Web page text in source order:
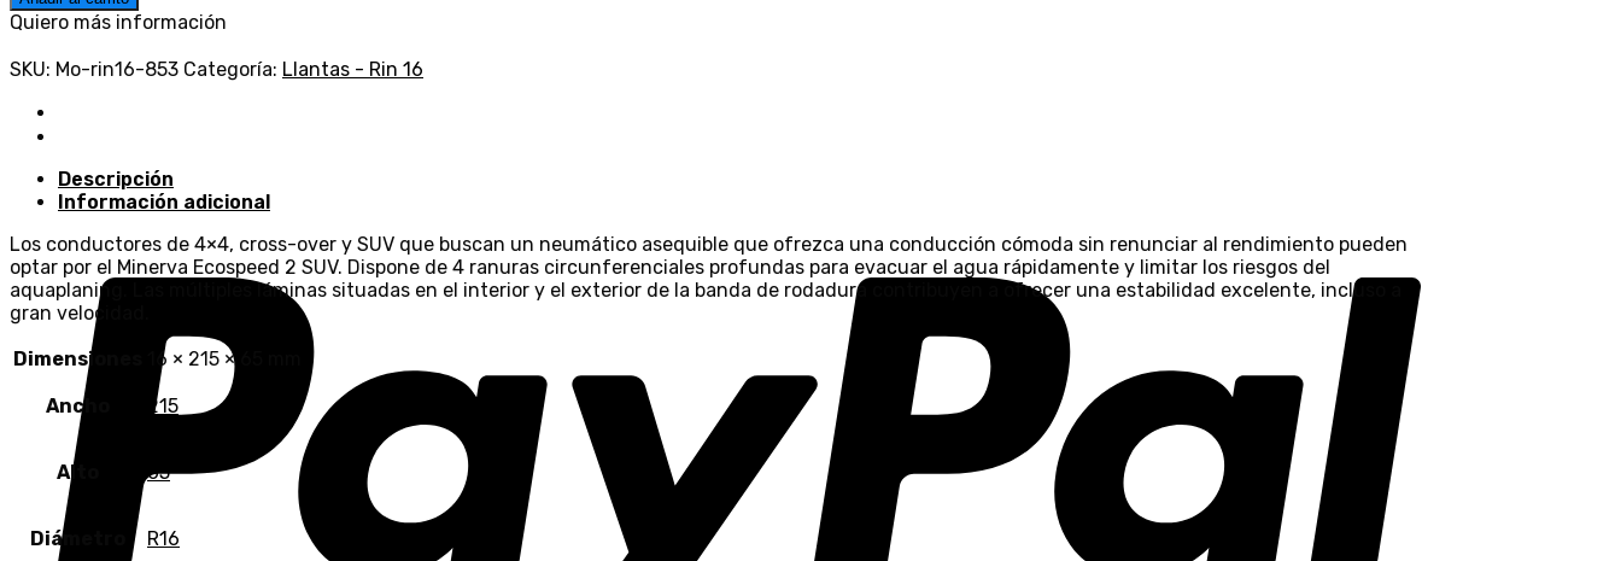
SUV
215/65R16
cantidad
Quiero más información
SKU: Mo-rin16-853 Categoría: Llantas - Rin 16
Descripción
Información adicional
Los conductores de 4×4, cross-over y SUV que buscan un neumático asequible que ofrezca una conducción cómoda sin renunciar al rendimiento pueden
optar por el Minerva Ecospeed 2 SUV. Dispone de 4 ranuras circunferenciales profundas para evacuar el agua rápidamente y limitar los riesgos del
aquaplaning. Las múltiples láminas situadas en el interior y el exterior de la banda de rodadura contribuyen a ofrecer una estabilidad excelente, incluso a
gran velocidad.
Dimensiones
16 × 215 × 65 mm
Ancho 215
Alto 65
Diámetro R16